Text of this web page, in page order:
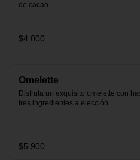
de cacao.
$4.000
Omelette
Disfruta un exquisito omelette con
tres ingredientes a elección.
$5.900